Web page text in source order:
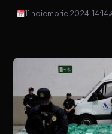
11 noiembrie 2024, 14:14